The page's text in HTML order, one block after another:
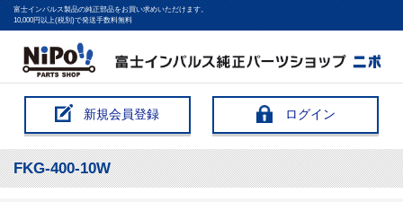
富士インパルス製品の純正部品をお買い求めいただけます。
10,000円以上(税別)で発送手数料無料
新規会員登録 ログイン
FKG-400-10W